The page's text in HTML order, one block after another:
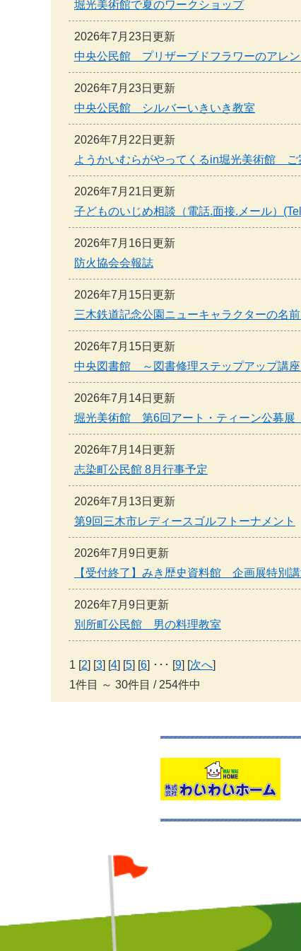
堀光美術館で夏のワークショップ
2026年7月23日更新
中央公民館 プリザーブドフラワーのアレ
2026年7月23日更新
中央公民館 シルバーいきいき教室
2026年7月22日更新
ようかいむらがやってくるin堀光美術館 ご
2026年7月21日更新
子どものいじめ相談（電話.面接.メール）
2026年7月16日更新
防火協会会報誌
2026年7月15日更新
三木鉄道記念公園ニューキャラクターの名
2026年7月15日更新
中央図書館 ～図書修理ステップアップ講
2026年7月14日更新
堀光美術館 第6回アート・ティーン公募
2026年7月14日更新
志染町公民館 8月行事予定
2026年7月13日更新
第9回三木市レディースゴルフトーナメント
2026年7月9日更新
【受付終了】みき歴史資料館 企画展特別
2026年7月9日更新
別所町公民館 男の料理教室
1 [2] [3] [4] [5] [6] ･･･ [9] [次へ]
1件目 ～ 30件目 / 254件中